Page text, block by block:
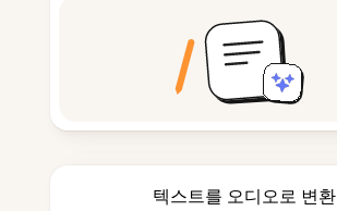
텍스트를 오디오로 변환